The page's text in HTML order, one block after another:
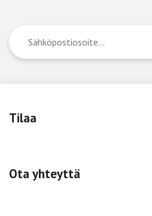
Tilaa
Ota yhteyttä